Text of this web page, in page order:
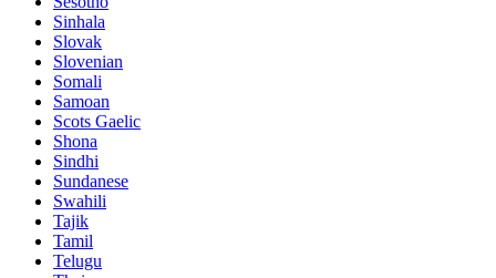
Sinhala
Slovak
Slovenian
Somali
Samoan
Scots Gaelic
Shona
Sindhi
Sundanese
Swahili
Tajik
Tamil
Telugu